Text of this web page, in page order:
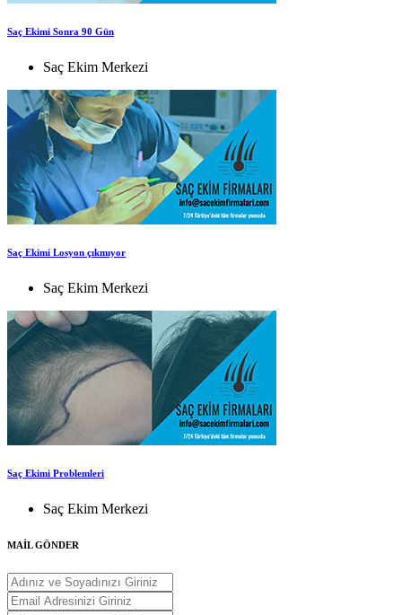
Saç Ekimi Sonra 90 Gün
Saç Ekim Merkezi
Saç Ekimi Losyon çıkmıyor
Saç Ekim Merkezi
Saç Ekimi Problemleri
Saç Ekim Merkezi
MAİL GÖNDER